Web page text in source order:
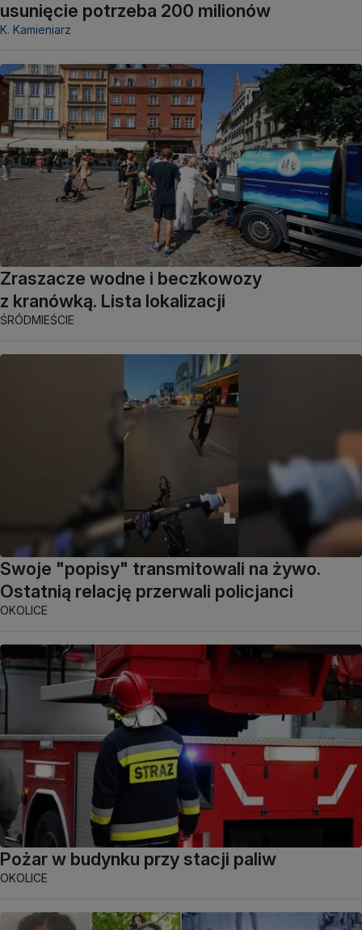
usunięcie potrzeba 200 milionów
K. Kamieniarz
Zraszacze wodne i beczkowozy
z kranówką. Lista lokalizacji
ŚRÓDMIEŚCIE
Swoje "popisy" transmitowali na żywo.
Ostatnią relację przerwali policjanci
OKOLICE
Pożar w budynku przy stacji paliw
OKOLICE